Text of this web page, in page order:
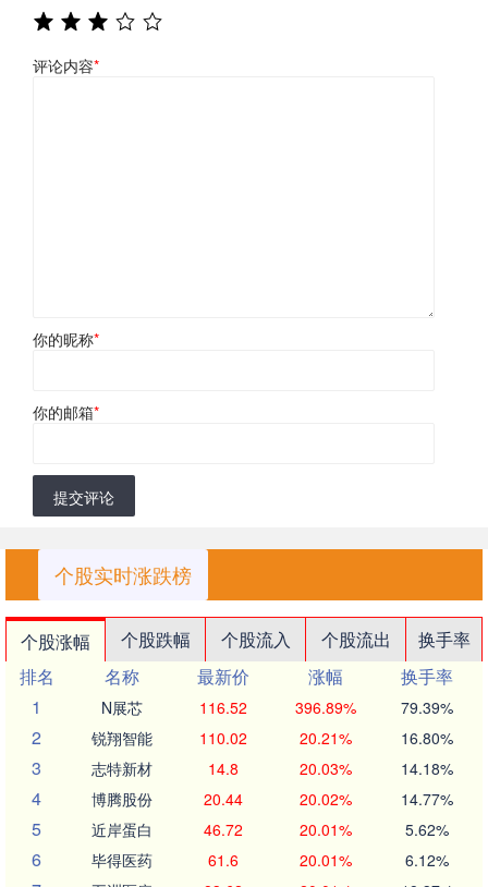
评论内容*
你的昵称*
你的邮箱*
提交评论
个股实时涨跌榜
个股涨幅 个股跌幅 个股流入 个股流出
换手率
排名
名称 最新价 涨幅
换手率
1
N展芯 116.52 396.89% 79.39%
2 锐翔智能 110.02 20.21% 16.80%
3 志特新材 14.8 20.03% 14.18%
4 博腾股份 20.44 20.02% 14.77%
5 近岸蛋白 46.72 20.01% 5.62%
6 毕得医药 61.6 20.01% 6.12%